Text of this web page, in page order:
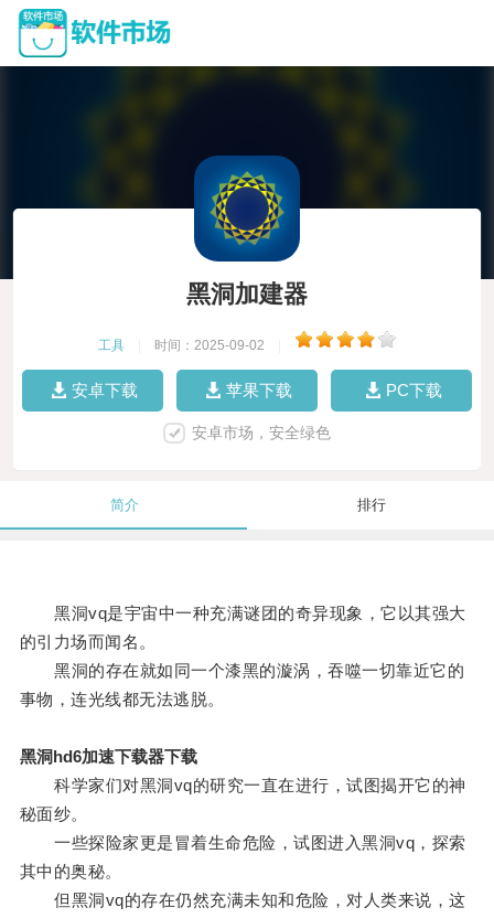
黑洞加建器
工具 时间：2025-09-02
安卓下载 苹果下载 PC下载
安卓市场，安全绿色
简介 排行
黑洞vq是宇宙中一种充满谜团的奇异现象，它以其强大
的引力场而闻名。
黑洞的存在就如同一个漆黑的漩涡，吞噬一切靠近它的
事物，连光线都无法逃脱。
黑洞hd6加速下载器下载
科学家们对黑洞vq的研究一直在进行，试图揭开它的神
秘面纱。
一些探险家更是冒着生命危险，试图进入黑洞vq，探索
其中的奥秘。
但黑洞vq的存在仍然充满未知和危险，对人类来说，这